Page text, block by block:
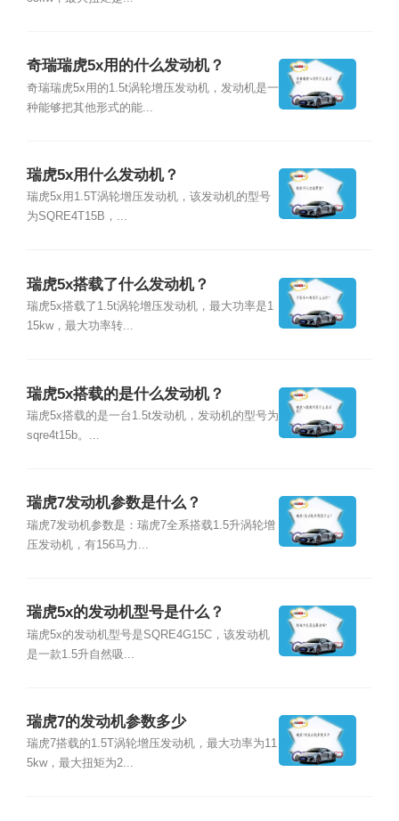
奇瑞瑞虎5x用的什么发动机？
奇瑞瑞虎5x用的1.5t涡轮增压发动机，发动机是一
种能够把其他形式的能...
瑞虎5x用什么发动机？
瑞虎5x用1.5T涡轮增压发动机，该发动机的型号
为SQRE4T15B，...
瑞虎5x搭载了什么发动机？
瑞虎5x搭载了1.5t涡轮增压发动机，最大功率是1
15kw，最大功率转...
瑞虎5x搭载的是什么发动机？
瑞虎5x搭载的是一台1.5t发动机，发动机的型号为
sqre4t15b。...
瑞虎7发动机参数是什么？
瑞虎7发动机参数是：瑞虎7全系搭载1.5升涡轮增
压发动机，有156马力...
瑞虎5x的发动机型号是什么？
瑞虎5x的发动机型号是SQRE4G15C，该发动机
是一款1.5升自然吸...
瑞虎7的发动机参数多少
瑞虎7搭载的1.5T涡轮增压发动机，最大功率为11
5kw，最大扭矩为2...